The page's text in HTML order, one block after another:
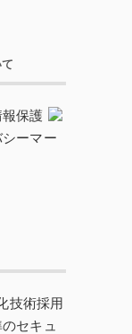
保護
ーマー
技術採用
セキュ